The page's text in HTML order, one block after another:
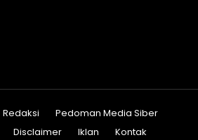
Redaksi
Pedoman Media Siber
Disclaimer Iklan Kontak